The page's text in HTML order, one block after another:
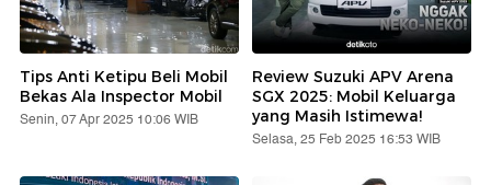
Tips Anti Ketipu Beli Mobil
Bekas Ala Inspector Mobil
Senin, 07 Apr 2025 10:06 WIB
Review Suzuki APV Arena
SGX 2025: Mobil Keluarga
yang Masih Istimewa!
Selasa, 25 Feb 2025 16:53 WIB